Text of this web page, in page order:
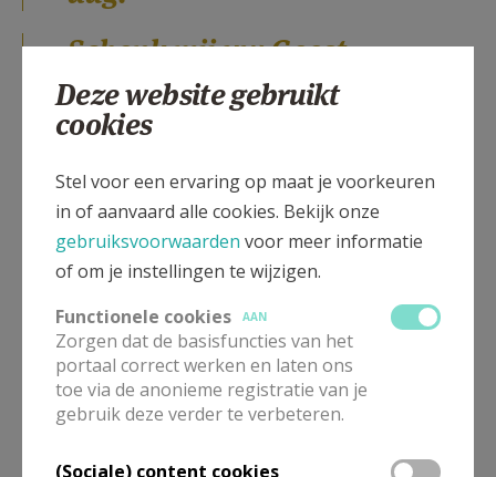
Schenk mij uw Geest,
dat in mijn denken,
spreken en handelen,
aanwezigheid mag
doorbreken.
Laat me niet enkel
voor mezelf leven,
maar zoals Jezus,
verbonden met U
en gegeven aan
mensen.
Deze website gebruikt
cookies
Stel voor een ervaring op maat je voorkeuren
in of aanvaard alle cookies. Bekijk onze
gebruiksvoorwaarden voor meer informatie
of om je instellingen te wijzigen.
Functionele cookies
AAN
Zorgen dat de basisfuncties van het
portaal correct werken en laten ons
toe via de anonieme registratie van je
gebruik deze verder te verbeteren.
(Sociale) content cookies